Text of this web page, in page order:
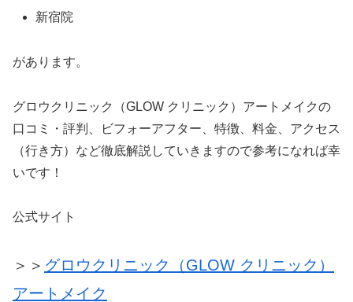
新宿院
があります。
グロウクリニック（GLOW クリニック）アートメイクの
口コミ・評判、ビフォーアフター、特徴、料金、アクセス
（行き方）など徹底解説していきますので参考になれば幸
いです！
公式サイト
＞＞ グロウクリニック（GLOW クリニック）
アートメイク